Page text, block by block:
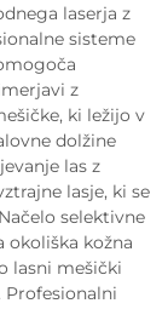
laserja z
sisteme
z
ki ležijo v
dolžine
las z
lasje, ki se
selektivne
kožna
lasni mešički